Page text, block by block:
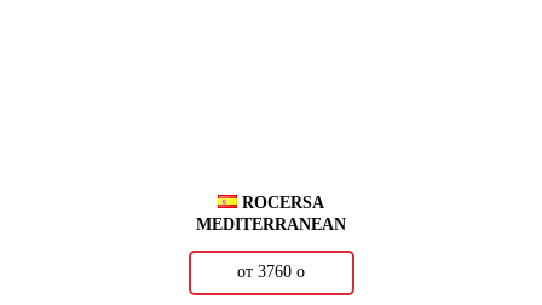
ROCERSA
MEDITERRANEAN
от 3760 о